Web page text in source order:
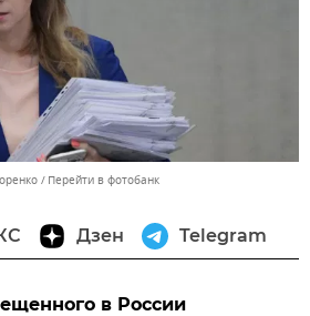
Перейти в фотобанк
Дзен Telegram
в России